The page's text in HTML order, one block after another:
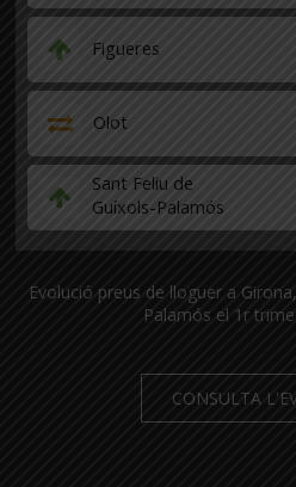
Figueres
Olot
Sant Feliu de
Guíxols-Palamós
Evolució preus de lloguer a
Palamós el 1r
CONSULTA